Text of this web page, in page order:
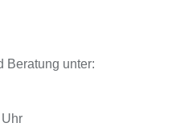
Beratung unter: